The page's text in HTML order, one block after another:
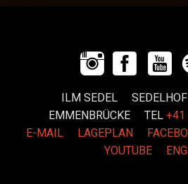
ILM SEDEL
EMMENBRÜCKE TEL+41
E-MAIL
LAGEPLAN
YOUTUBE